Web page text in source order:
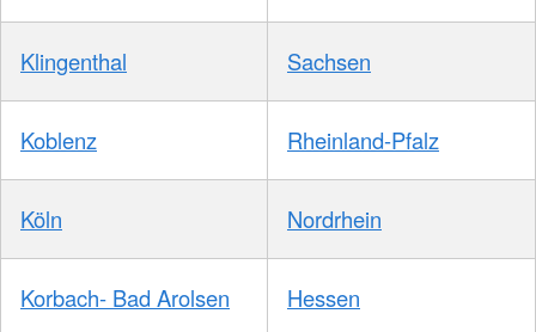
Klingenthal Sachsen
Koblenz Rheinland-Pfalz
Köln Nordrhein
Korbach- Bad Arolsen Hessen